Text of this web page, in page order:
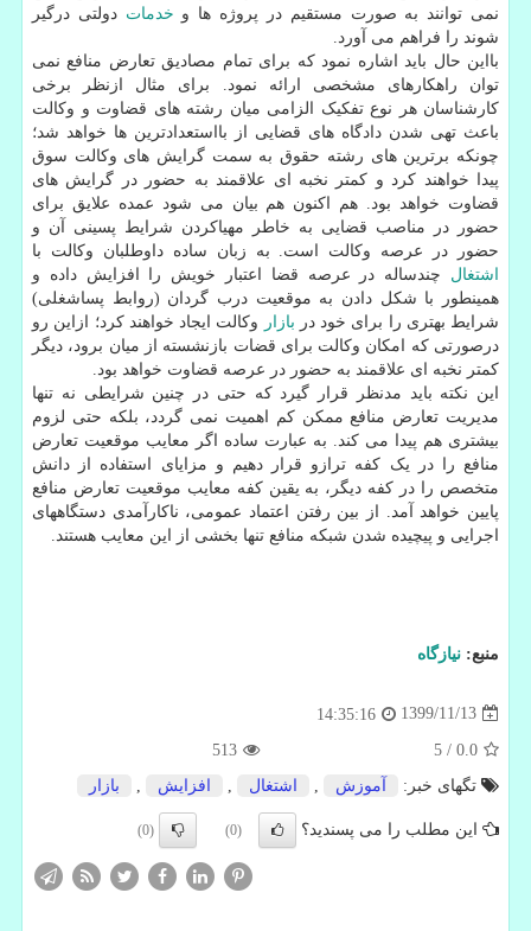
نمی توانند به صورت مستقیم در پروژه ها و خدمات دولتی درگیر
شوند را فراهم می آورد.
بااین حال باید اشاره نمود که برای تمام مصادیق تعارض منافع نمی
توان راهکارهای مشخصی ارائه نمود. برای مثال ازنظر برخی
کارشناسان هر نوع تفکیک الزامی میان رشته های قضاوت و وکالت
باعث تهی شدن دادگاه های قضایی از بااستعدادترین ها خواهد شد؛
چونکه برترین های رشته حقوق به سمت گرایش های وکالت سوق
پیدا خواهند کرد و کمتر نخبه ای علاقمند به حضور در گرایش های
قضاوت خواهد بود. هم اکنون هم بیان می شود عمده علایق برای
حضور در مناصب قضایی به خاطر مهیاکردن شرایط پسینی آن و
حضور در عرصه وکالت است. به زبان ساده داوطلبان وکالت با
اشتغال چندساله در عرصه قضا اعتبار خویش را افزایش داده و
همینطور با شکل دادن به موقعیت درب گردان (روابط پساشغلی)
شرایط بهتری را برای خود در بازار
وکالت ایجاد خواهند کرد؛ ازاین رو
درصورتی که امکان وکالت برای قضات بازنشسته از میان برود، دیگر
کمتر نخبه ای علاقمند به حضور در عرصه قضاوت خواهد بود.
این نکته باید مدنظر قرار گیرد که حتی در چنین شرایطی نه تنها
مدیریت تعارض منافع ممکن کم اهمیت نمی گردد، بلکه حتی لزوم
بیشتری هم پیدا می کند. به عبارت ساده اگر معایب موقعیت تعارض
منافع را در یک کفه ترازو قرار دهیم و مزایای استفاده از دانش
متخصص را در کفه دیگر، به یقین کفه معایب موقعیت تعارض منافع
پایین خواهد آمد. از بین رفتن اعتماد عمومی، ناکارآمدی دستگاههای
اجرایی و پیچیده شدن شبکه منافع تنها بخشی از این معایب هستند.
منبع: نیازگاه
1399/11/13
14:35:16
0.0
/
5
513
تگهای خبر:
آموزش اشتغال افزایش بازار
این مطلب را می پسندید؟ (0)
(0)